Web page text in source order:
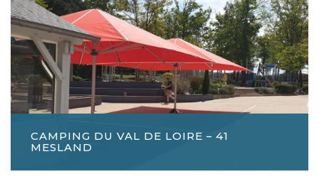
CAMPING DU VAL DE LOIRE – 41
MESLAND